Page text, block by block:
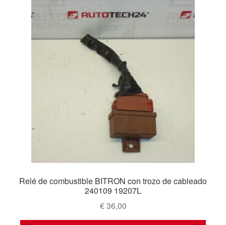
Relé de combustible BITRON con trozo de cableado
240109 19207L
€36,00